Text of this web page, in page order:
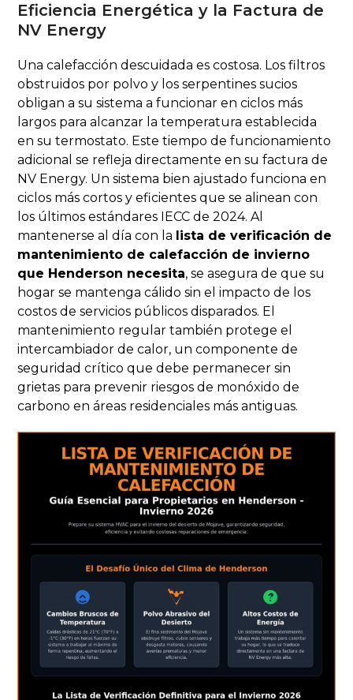
Eficiencia Energética y la Factura de
NV Energy
Una calefacción descuidada es costosa. Los filtros
obstruidos por polvo y los serpentines sucios
obligan a su sistema a funcionar en ciclos más
largos para alcanzar la temperatura establecida
en su termostato. Este tiempo de funcionamiento
adicional se refleja directamente en su factura de
NV Energy. Un sistema bien ajustado funciona en
ciclos más cortos y eficientes que se alinean con
los últimos estándares IECC de 2024. Al
mantenerse al día con la lista de verificación de
mantenimiento de calefacción de invierno
que Henderson necesita, se asegura de que su
hogar se mantenga cálido sin el impacto de los
costos de servicios públicos disparados. El
mantenimiento regular también protege el
intercambiador de calor, un componente de
seguridad crítico que debe permanecer sin
grietas para prevenir riesgos de monóxido de
carbono en áreas residenciales más antiguas.